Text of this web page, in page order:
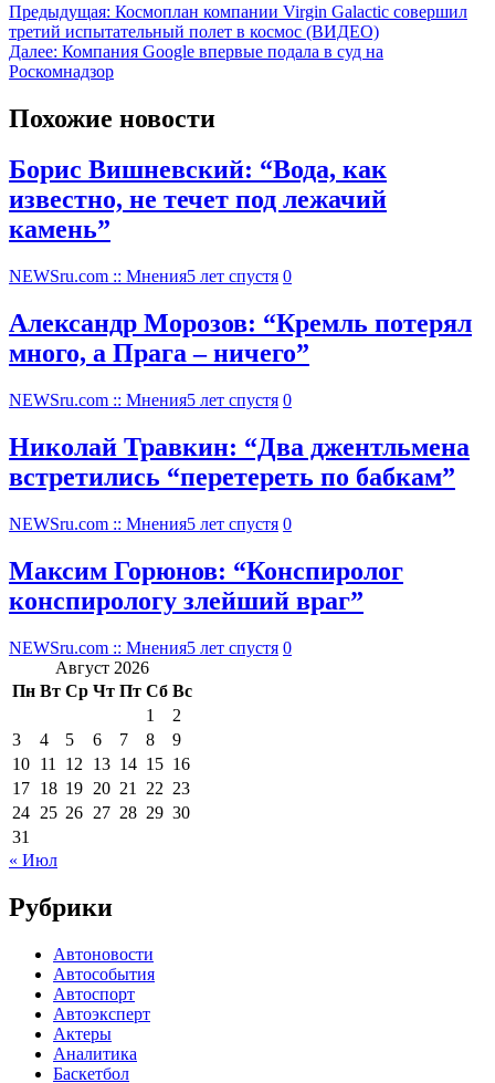
Предыдущая: Космоплан компании Virgin Galactic совершил
третий испытательный полет в космос (ВИДЕО)
Далее: Компания Google впервые подала в суд на
Роскомнадзор
Похожие новости
Борис Вишневский: “Вода, как
известно, не течет под лежачий
камень”
NEWSru.com :: Мнения5 лет спустя 0
Александр Морозов: “Кремль потерял
много, а Прага – ничего”
NEWSru.com :: Мнения5 лет спустя 0
Николай Травкин: “Два джентльмена
встретились “перетереть по бабкам”
NEWSru.com :: Мнения5 лет спустя 0
Максим Горюнов: “Конспиролог
конспирологу злейший враг”
NEWSru.com :: Мнения5 лет спустя 0
Август 2026
Пн Вт Ср Чт Пт Сб Вс
1
2
3
4 5 6 7 8
9
10 11 12 13 14 15 16
17 18 19 20 21 22 23
24 25 26 27 28 29 30
31
« Июл
Рубрики
Автоновости
Автособытия
Автоспорт
Автоэксперт
Актеры
Аналитика
Баскетбол